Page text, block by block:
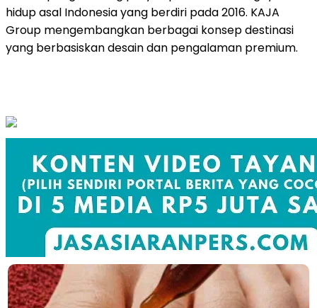
hidup asal Indonesia yang berdiri pada 2016. KAJA
Group mengembangkan berbagai konsep destinasi
yang berbasiskan desain dan pengalaman premium.